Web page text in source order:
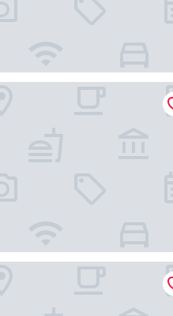
- IHG 旗下飯店